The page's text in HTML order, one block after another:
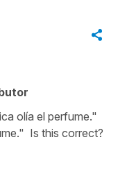
olía el perfume."
Is this correct?